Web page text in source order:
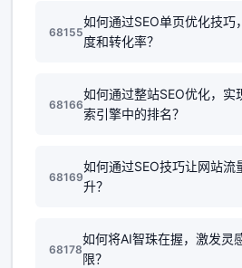
68155
如何通过SEO单页优化技巧
度和转化率？
68166
如何通过整站SEO优化，实
索引擎中的排名？
68169
如何通过SEO技巧让网站流
升？
68178
如何将AI智珠在握，激发灵
限？